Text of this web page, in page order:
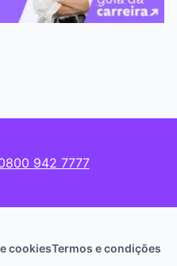
942 7777
cookiesTermos e condições